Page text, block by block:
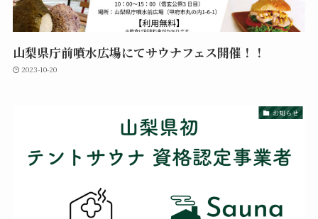
山梨県庁前噴水広場にてサウナフェス開催！！
2023-10-20
お知らせ